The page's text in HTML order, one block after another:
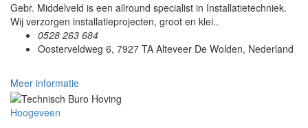
Gebr. Middelveld is een allround specialist in Installatietechniek.
Wij verzorgen installatieprojecten, groot en klei..
0528 263 684
Oosterveldweg 6, 7927 TA Alteveer De Wolden, Nederland
Meer informatie
Hoogeveen